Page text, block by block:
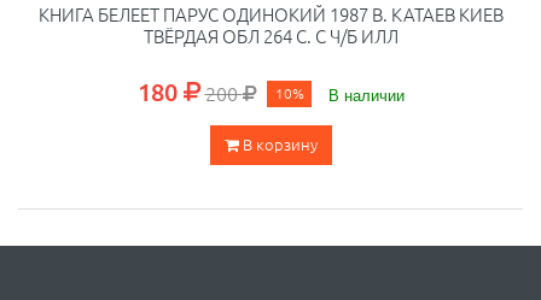
КНИГА БЕЛЕЕТ ПАРУС ОДИНОКИЙ 1987 В. КАТАЕВ КИЕВ
ТВЁРДАЯ ОБЛ 264 С. С Ч/Б ИЛЛ
180 200 10% В наличии
В корзину